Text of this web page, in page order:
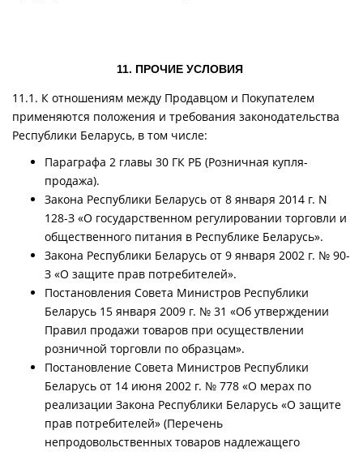
11. ПРОЧИЕ УСЛОВИЯ
11.1. К отношениям между Продавцом и Покупателем
применяются положения и требования законодательства
Республики Беларусь, в том числе:
Параграфа 2 главы 30 ГК РБ (Розничная купля-
продажа).
Закона Республики Беларусь от 8 января 2014 г. N
128-З «О государственном регулировании торговли и
общественного питания в Республике Беларусь».
Закона Республики Беларусь от 9 января 2002 г. № 90-
З «О защите прав потребителей».
Постановления Совета Министров Республики
Беларусь 15 января 2009 г. № 31 «Об утверждении
Правил продажи товаров при осуществлении
розничной торговли по образцам».
Постановление Совета Министров Республики
Беларусь от 14 июня 2002 г. № 778 «О мерах по
реализации Закона Республики Беларусь «О защите
прав потребителей» (Перечень
непродовольственных товаров надлежащего